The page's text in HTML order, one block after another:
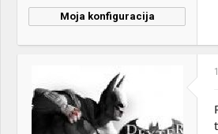
Moja konfiguracija
Thermalright Peerless
Motherboard:
Gigabyte B650M
AX rev. 1.3
RAM:
Kingston Fury